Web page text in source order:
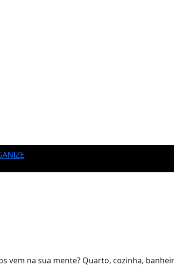
vem na sua mente? Quarto, cozinha,